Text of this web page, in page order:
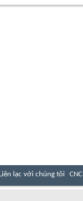
Liên lạc với chúng tôi